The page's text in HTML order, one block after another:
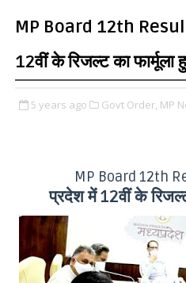
MP Board 12th
12वीं के रिजल्ट का
5 years ago Govt Order, MP
MP Board 12th
प्रदेश में 12वीं के